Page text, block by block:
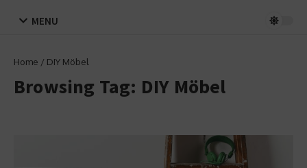
MENU
Home / DIY Möbel
Browsing Tag: DIY Möbel